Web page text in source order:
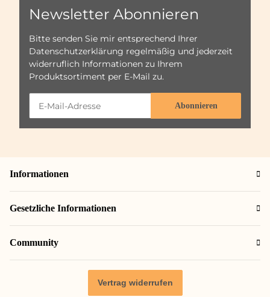
Newsletter Abonnieren
Bitte senden Sie mir entsprechend Ihrer
Datenschutzerklärung regelmäßig und jederzeit
widerruflich Informationen zu Ihrem
Produktsortiment per E-Mail zu.
Abonnieren
Informationen
Gesetzliche Informationen
Community
Vertrag widerrufen